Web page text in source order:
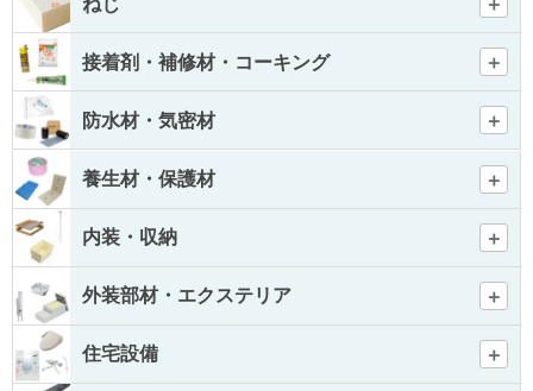
接着剤・補修材・コーキング
防水材・気密材
養生材・保護材
内装・収納
外装部材・エクステリア
住宅設備